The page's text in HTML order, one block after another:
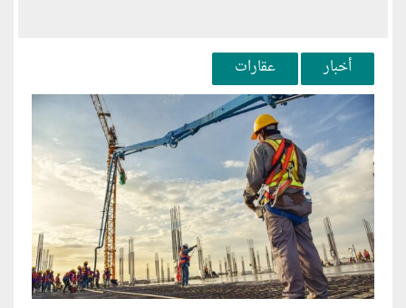
أخبار عقارات